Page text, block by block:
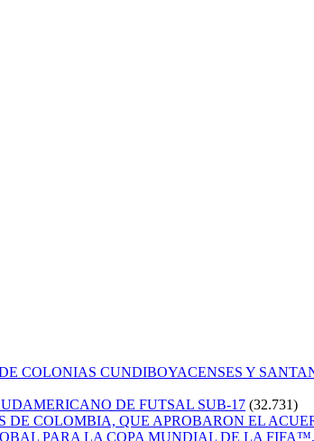
COLONIAS CUNDIBOYACENSES Y
DE FUTSAL SUB-17 (32.731)
COLOMBIA, QUE APROBARON EL
PARA LA COPA MUNDIAL DE LA